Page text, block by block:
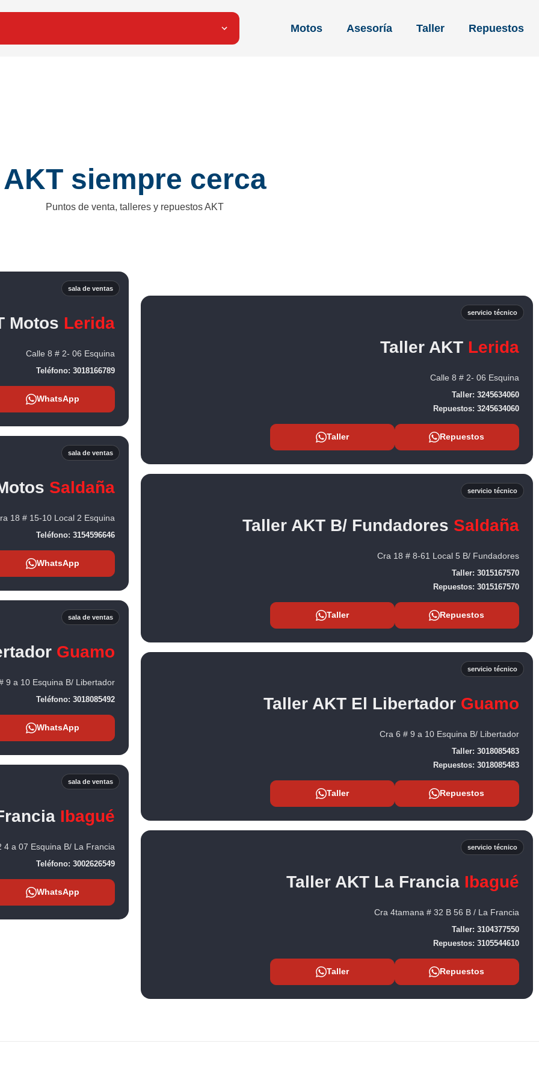
Motos Asesoría Taller Repuestos
AKT siempre cerca
Puntos de venta, talleres y repuestos AKT
sala de ventas
Motos Lerida
Calle 8 # 2- 06 Esquina
Teléfono: 3018166789
WhatsApp
sala de ventas
Saldaña
18 # 15-10 Local 2 Esquina
Teléfono: 3154596646
WhatsApp
sala de ventas
Guamo
9 a 10 Esquina B/ Libertador
Teléfono: 3018085492
WhatsApp
sala de ventas
Ibagué
4 a 07 Esquina B/ La Francia
Teléfono: 3002626549
WhatsApp
servicio técnico
Taller AKT Lerida
Calle 8 # 2- 06 Esquina
Taller: 3245634060
Repuestos: 3245634060
Taller Repuestos
servicio técnico
Taller AKT B/ Fundadores Saldaña
Cra 18 # 8-61 Local 5 B/ Fundadores
Taller: 3015167570
Repuestos: 3015167570
Taller Repuestos
servicio técnico
Taller AKT El Libertador Guamo
Cra 6 # 9 a 10 Esquina B/ Libertador
Taller: 3018085483
Repuestos: 3018085483
Taller Repuestos
servicio técnico
Taller AKT La Francia Ibagué
Cra 4tamana # 32 B 56 B / La Francia
Taller: 3104377550
Repuestos: 3105544610
Taller Repuestos